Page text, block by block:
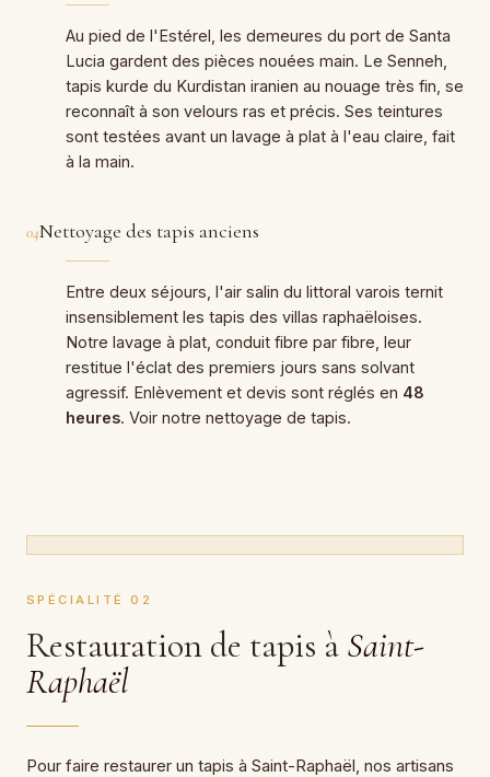
Au pied de l'Estérel, les demeures du port de Santa
Lucia gardent des pièces nouées main. Le Senneh,
tapis kurde du Kurdistan iranien au nouage très fin, se
reconnaît à son velours ras et précis. Ses teintures
sont testées avant un lavage à plat à l'eau claire, fait
à la main.
04Nettoyage des tapis anciens
Entre deux séjours, l'air salin du littoral varois ternit
insensiblement les tapis des villas raphaëloises.
Notre lavage à plat, conduit fibre par fibre, leur
restitue l'éclat des premiers jours sans solvant
agressif. Enlèvement et devis sont réglés en 48
heures. Voir notre nettoyage de tapis.
SPÉCIALITÉ 02
Restauration de tapis à Saint-
Raphaël
Pour faire restaurer un tapis à Saint-Raphaël, nos artisans